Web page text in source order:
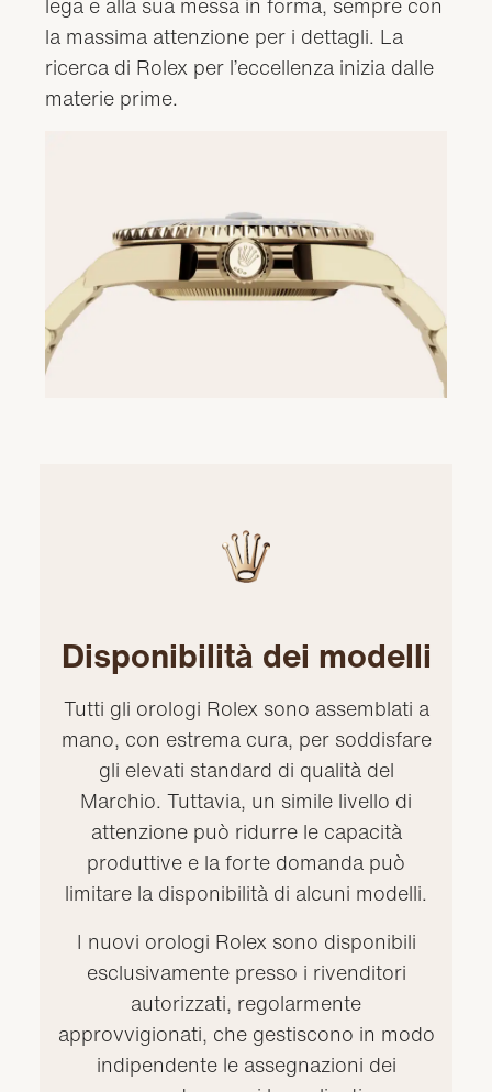
la massima attenzione per i dettagli. La
ricerca di Rolex per l’eccellenza inizia dalle
materie prime.
Disponibilità dei modelli
Tutti gli orologi Rolex sono assemblati a
mano, con estrema cura, per soddisfare
gli elevati standard di qualità del
Marchio. Tuttavia, un simile livello di
attenzione può ridurre le capacità
produttive e la forte domanda può
limitare la disponibilità di alcuni modelli.
I nuovi orologi Rolex sono disponibili
esclusivamente presso i rivenditori
autorizzati, regolarmente
approvvigionati, che gestiscono in modo
indipendente le assegnazioni dei